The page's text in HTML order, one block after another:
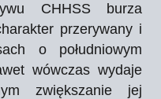
CHHSS burza
przerywany i
o południowym
wówczas wydaje
zwiększanie jej